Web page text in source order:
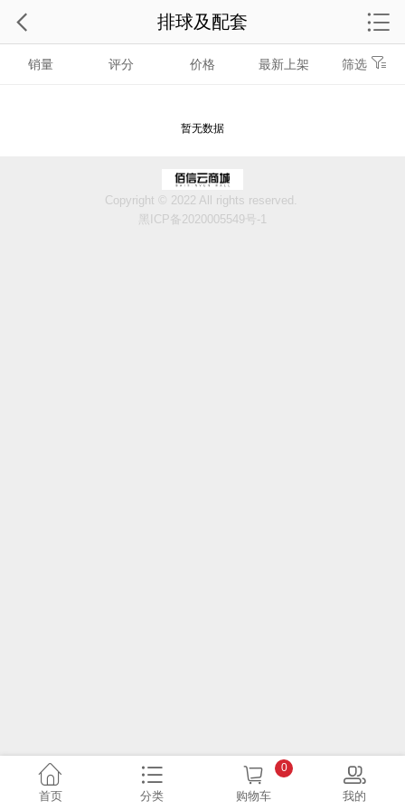
销量 评分 价格 最新上架 筛选
暂无数据
排球及配套
Copyright © 2022 All rights reserved.
黑ICP备2020005549号-1
首页 分类 购物车
0
我的